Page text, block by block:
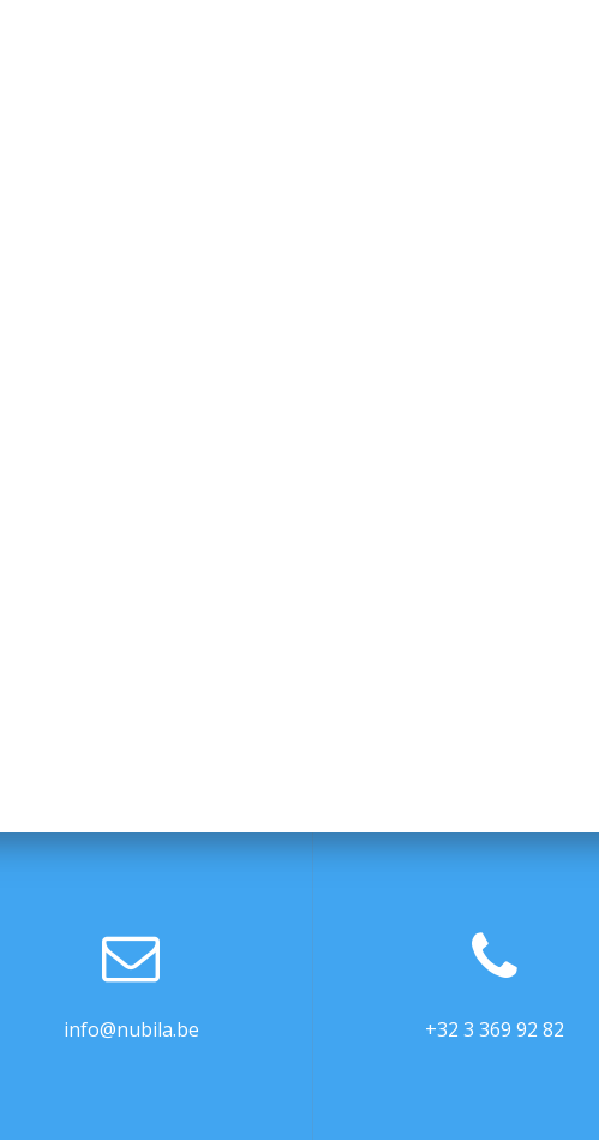
info@nubila.be +32 3 369 92 82